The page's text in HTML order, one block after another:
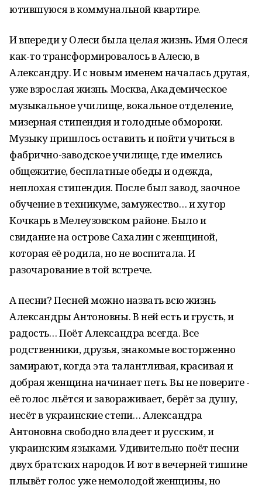
ютившуюся в коммунальной квартире.
И впереди у Олеси была целая жизнь. Имя Олеся
как-то трансформировалось в Алесю, в
Александру. И с новым именем началась другая,
уже взрослая жизнь. Москва, Академическое
музыкальное училище, вокальное отделение,
мизерная стипендия и голодные обмороки.
Музыку пришлось оставить и пойти учиться в
фабрично-заводское училище, где имелись
общежитие, бесплатные обеды и одежда,
неплохая стипендия. После был завод, заочное
обучение в техникуме, замужество… и хутор
Кочкарь в Мелеузовском районе. Было и
свидание на острове Сахалин с женщиной,
которая её родила, но не воспитала. И
разочарование в той встрече.
А песни? Песней можно назвать всю жизнь
Александры Антоновны. В ней есть и грусть, и
радость… Поёт Александра всегда. Все
родственники, друзья, знакомые восторженно
замирают, когда эта талантливая, красивая и
добрая женщина начинает петь. Вы не поверите -
её голос льётся и завораживает, берёт за душу,
несёт в украинские степи… Александра
Антоновна свободно владеет и русским, и
украинским языками. Удивительно поёт песни
двух братских народов. И вот в вечерней тишине
плывёт голос уже немолодой женщины, но